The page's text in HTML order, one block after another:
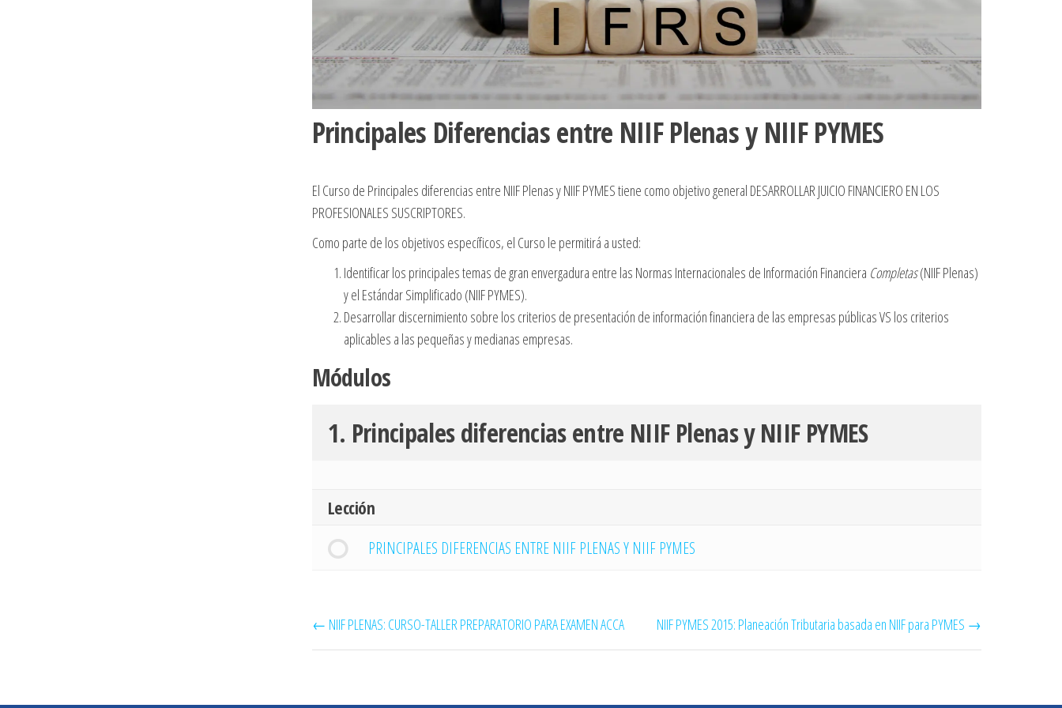
Principales Diferencias entre NIIF Plenas y NIIF PYMES
El Curso de Principales diferencias entre NIIF Plenas y NIIF PYMES tiene como objetivo general DESARROLLAR JUICIO FINANCIERO EN LOS
PROFESIONALES SUSCRIPTORES.
Como parte de los objetivos específicos, el Curso le permitirá a usted:
Identificar los principales temas de gran envergadura entre las Normas Internacionales de Información Financiera Completas(NIIF Plenas)
y el Estándar Simplificado (NIIF PYMES).
Desarrollar discernimiento sobre los criterios de presentación de información financiera de las empresas públicas VS los criterios
aplicables a las pequeñas y medianas empresas.
Módulos
1. Principales diferencias entre NIIF Plenas y NIIF PYMES
Lección
PRINCIPALES DIFERENCIAS ENTRE NIIF PLENAS Y NIIF PYMES
NIIF PLENAS: CURSO-TALLER PREPARATORIO PARA EXAMEN ACCA NIIF PYMES 2015: Planeación Tributaria basada en NIIF para PYMES